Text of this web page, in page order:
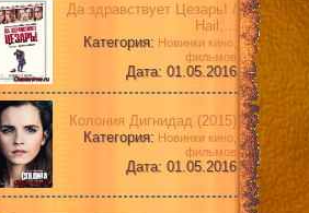
Да здравствует Цезарь! /
Hail,...
Категория: Новинки кино,
фильмов
Дата: 01.05.2016
Колония Дигнидад (2015)
Категория: Новинки кино,
фильмов
Дата: 01.05.2016